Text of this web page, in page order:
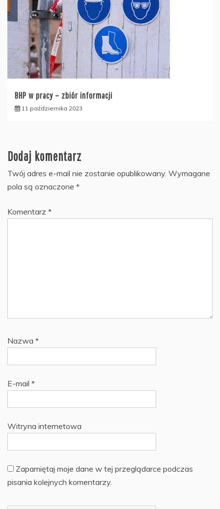
BHP w pracy – zbiór informacji
11 października 2023
Dodaj komentarz
Twój adres e-mail nie zostanie opublikowany. Wymagane
pola są oznaczone *
Komentarz *
Nazwa *
E-mail *
Witryna internetowa
Zapamiętaj moje dane w tej przeglądarce podczas
pisania kolejnych komentarzy.